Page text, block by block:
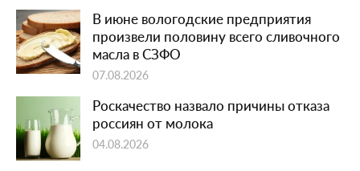
В июне вологодские предприятия
произвели половину всего сливочного
масла в СЗФО
07.08.2026
Роскачество назвало причины отказа
россиян от молока
04.08.2026